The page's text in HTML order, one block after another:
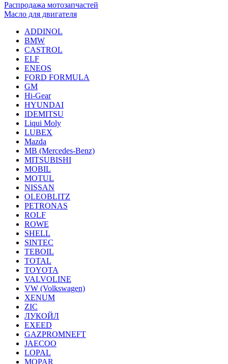
Распродажа мотозапчастей
Масло для двигателя
ADDINOL
BMW
CASTROL
ELF
ENEOS
FORD FORMULA
GM
Hi-Gear
HYUNDAI
IDEMITSU
Liqui Moly
LUBEX
Mazda
MB (Mercedes-Вenz)
MITSUBISHI
MOBIL
MOTUL
NISSAN
OLEOBLITZ
PETRONAS
ROLF
ROWE
SHELL
SINTEC
TEBOIL
TOTAL
TOYOTA
VALVOLINE
VW (Volkswagen)
XENUM
ZIC
ЛУКОЙЛ
EXEED
GAZPROMNEFT
JAECOO
LOPAL
MOPAR